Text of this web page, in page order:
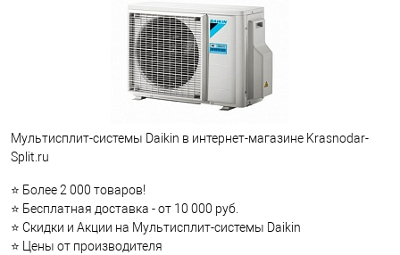
Мультисплит-системы Daikin в интернет-магазине Krasnodar-
Split.ru
⭐ Более 2 000 товаров!
⭐ Бесплатная доставка - от 10 000 руб.
⭐ Скидки и Акции на Мультисплит-системы Daikin
⭐ Цены от производителя